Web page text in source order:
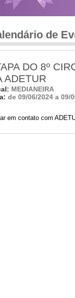
de
DO 8º
ADETUR
MEDIANEIRA
de 09/06/2024 a 09/
em contato com